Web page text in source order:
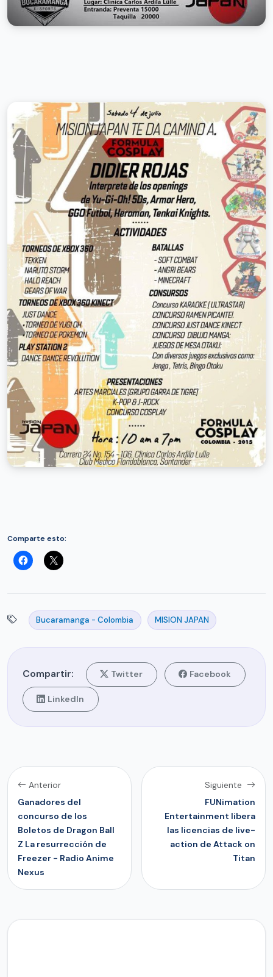
Comparte esto:
Bucaramanga - Colombia MISION JAPAN
Compartir: Twitter Facebook
LinkedIn
Anterior
Ganadores del
concurso de los
Boletos de Dragon Ball
Z La resurrección de
Freezer - Radio Anime
Nexus
Siguiente
FUNimation
Entertainment libera
las licencias de live-
action de Attack on
Titan